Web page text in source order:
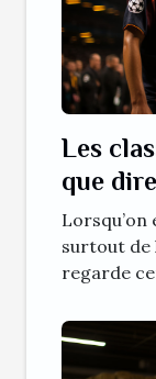
Les
que
surtout de
regarde